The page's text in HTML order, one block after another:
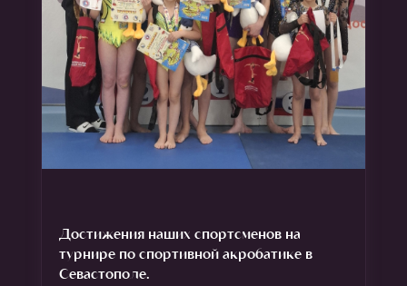
Достижения наших спортсменов на
турнире по спортивной акробатике в
Севастополе.